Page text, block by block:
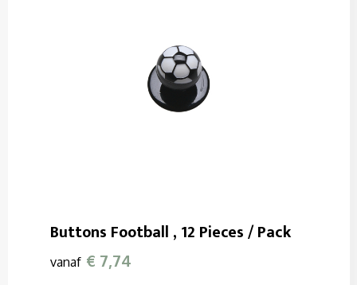
Buttons Football , 12 Pieces / Pack
vanaf € 7,74